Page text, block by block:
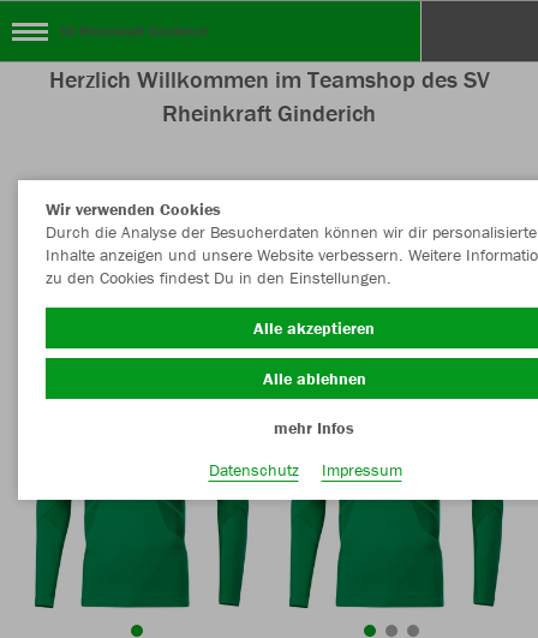
SV Rheinkraft Ginderich
Herzlich Willkommen im Teamshop des SV
Rheinkraft Ginderich
Nachhaltig Farbe
Wir verwenden Cookies
Durch die Analyse der Besucherdaten können wir dir personalisierte
Inhalte anzeigen und unsere Website verbessern. Weitere
zu den Cookies findest Du in den Einstellungen.
Alle akzeptieren
Alle ablehnen
mehr Infos
Datenschutz
Impressum